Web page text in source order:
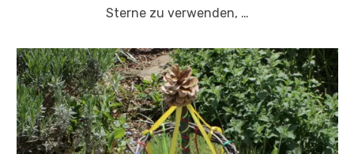
Sterne zu verwenden, …